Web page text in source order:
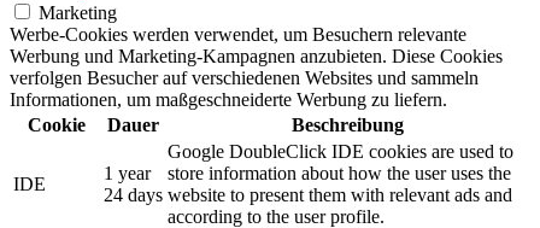
Marketing
Werbe-Cookies werden verwendet, um Besuchern relevante
Werbung und Marketing-Kampagnen anzubieten. Diese Cookies
verfolgen Besucher auf verschiedenen Websites und sammeln
Informationen, um maßgeschneiderte Werbung zu liefern.
Cookie
Dauer Beschreibung
IDE
1 year
24 days
Google DoubleClick IDE cookies are used to
store information about how the user uses the
website to present them with relevant ads and
according to the user profile.